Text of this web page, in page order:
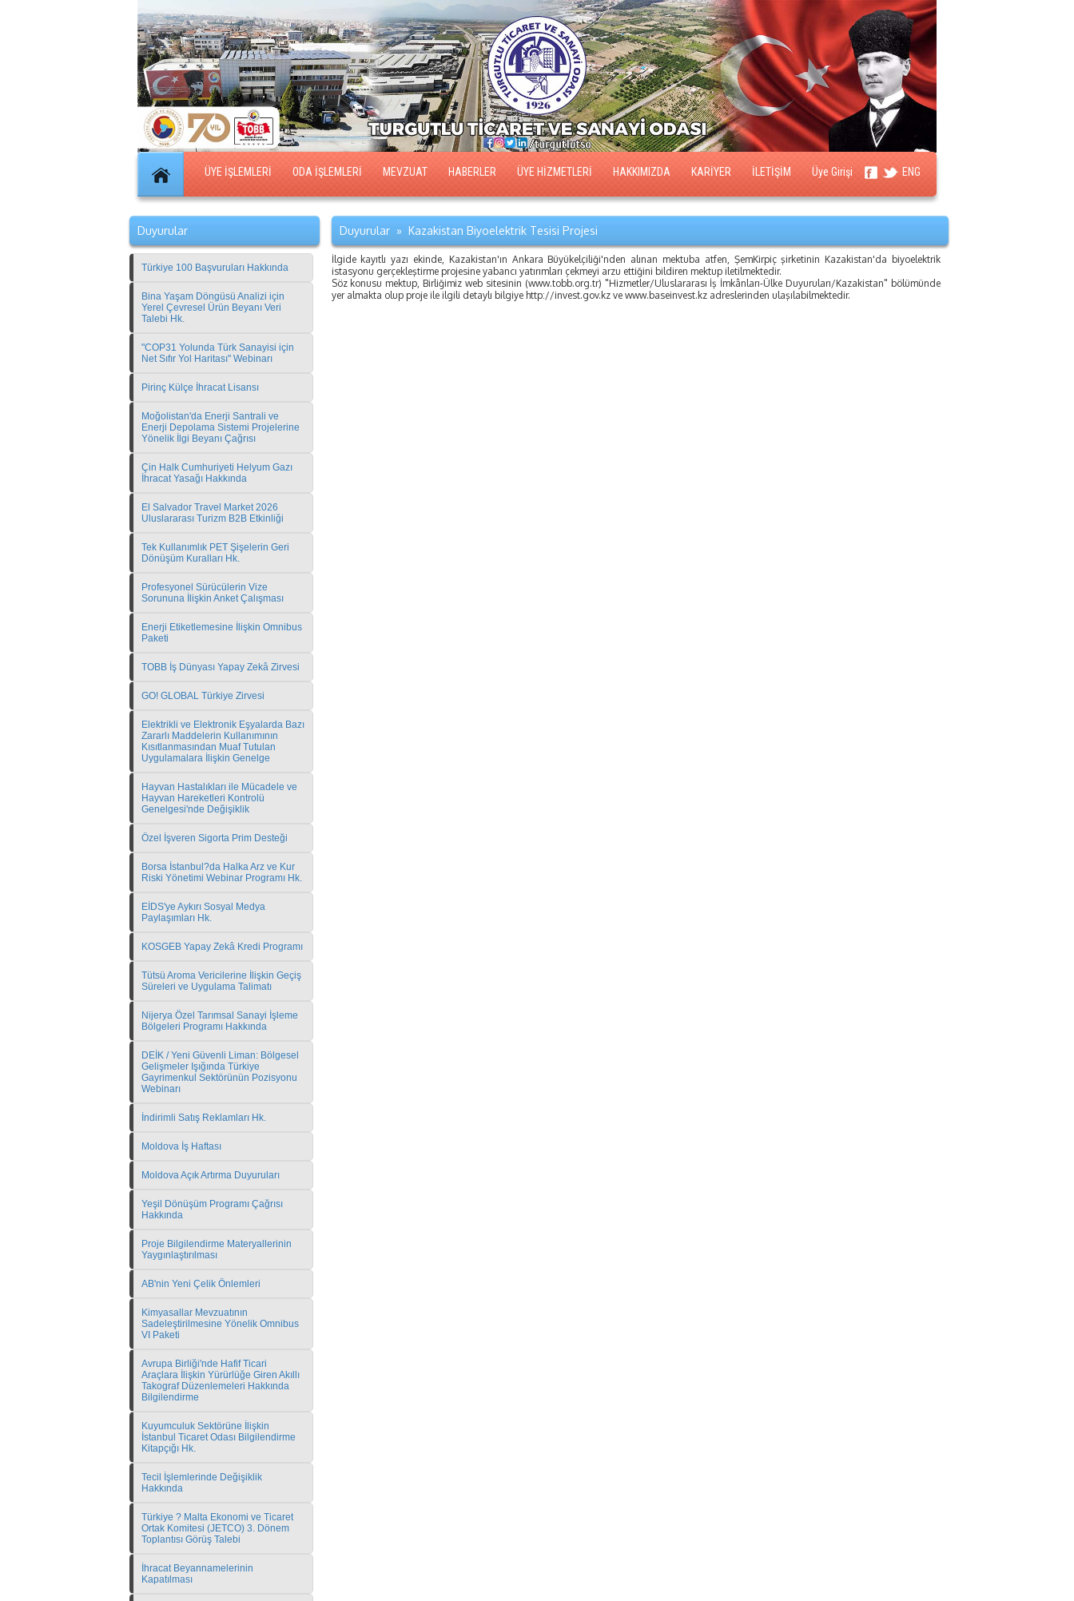
ÜYE İŞLEMLERİ ODA İŞLEMLERİ MEVZUAT HABERLER ÜYE HİZMETLERİ HAKKIMIZDA KARİYER İLETİŞİM Üye Girişi ENG
Duyurular
Türkiye 100 Başvuruları Hakkında
Bina Yaşam Döngüsü Analizi için
Yerel Çevresel Ürün Beyanı Veri
Talebi Hk.
"COP31 Yolunda Türk Sanayisi için
Net Sıfır Yol Haritası" Webinarı
Pirinç Külçe İhracat Lisansı
Moğolistan'da Enerji Santrali ve
Enerji Depolama Sistemi Projelerine
Yönelik İlgi Beyanı Çağrısı
Çin Halk Cumhuriyeti Helyum Gazı
İhracat Yasağı Hakkında
El Salvador Travel Market 2026
Uluslararası Turizm B2B Etkinliği
Tek Kullanımlık PET Şişelerin Geri
Dönüşüm Kuralları Hk.
Profesyonel Sürücülerin Vize
Sorununa İlişkin Anket Çalışması
Enerji Etiketlemesine İlişkin Omnibus
Paketi
TOBB İş Dünyası Yapay Zekâ Zirvesi
GO! GLOBAL Türkiye Zirvesi
Elektrikli ve Elektronik Eşyalarda Bazı
Zararlı Maddelerin Kullanımının
Kısıtlanmasından Muaf Tutulan
Uygulamalara İlişkin Genelge
Hayvan Hastalıkları ile Mücadele ve
Hayvan Hareketleri Kontrolü
Genelgesi'nde Değişiklik
Özel İşveren Sigorta Prim Desteği
Borsa İstanbul?da Halka Arz ve Kur
Riski Yönetimi Webinar Programı Hk.
EİDS'ye Aykırı Sosyal Medya
Paylaşımları Hk.
KOSGEB Yapay Zekâ Kredi Programı
Tütsü Aroma Vericilerine İlişkin Geçiş
Süreleri ve Uygulama Talimatı
Nijerya Özel Tarımsal Sanayi İşleme
Bölgeleri Programı Hakkında
DEİK / Yeni Güvenli Liman: Bölgesel
Gelişmeler Işığında Türkiye
Gayrimenkul Sektörünün Pozisyonu
Webinarı
İndirimli Satış Reklamları Hk.
Moldova İş Haftası
Moldova Açık Artırma Duyuruları
Yeşil Dönüşüm Programı Çağrısı
Hakkında
Proje Bilgilendirme Materyallerinin
Yaygınlaştırılması
AB'nin Yeni Çelik Önlemleri
Kimyasallar Mevzuatının
Sadeleştirilmesine Yönelik Omnibus
VI Paketi
Avrupa Birliği'nde Hafif Ticari
Araçlara İlişkin Yürürlüğe Giren Akıllı
Takograf Düzenlemeleri Hakkında
Bilgilendirme
Kuyumculuk Sektörüne İlişkin
İstanbul Ticaret Odası Bilgilendirme
Kitapçığı Hk.
Tecil İşlemlerinde Değişiklik
Hakkında
Türkiye ? Malta Ekonomi ve Ticaret
Ortak Komitesi (JETCO) 3. Dönem
Toplantısı Görüş Talebi
İhracat Beyannamelerinin
Kapatılması
Duyurular » Kazakistan Biyoelektrik Tesisi Projesi
İlgide kayıtlı yazı ekinde, Kazakistan'ın Ankara Büyükelçiliği'nden alınan mektuba atfen, ŞemKirpiç şirketinin Kazakistan'da biyoelektrik
istasyonu gerçekleştirme projesine yabancı yatırımları çekmeyi arzu ettiğini bildiren mektup iletilmektedir.
Söz konusu mektup, Birliğimiz web sitesinin (www.tobb.org.tr) "Hizmetler/Uluslararası İş İmkânları-Ülke Duyuruları/Kazakistan" bölümünde
yer almakta olup proje ile ilgili detaylı bilgiye http://invest.gov.kz ve www.baseinvest.kz adreslerinden ulaşılabilmektedir.